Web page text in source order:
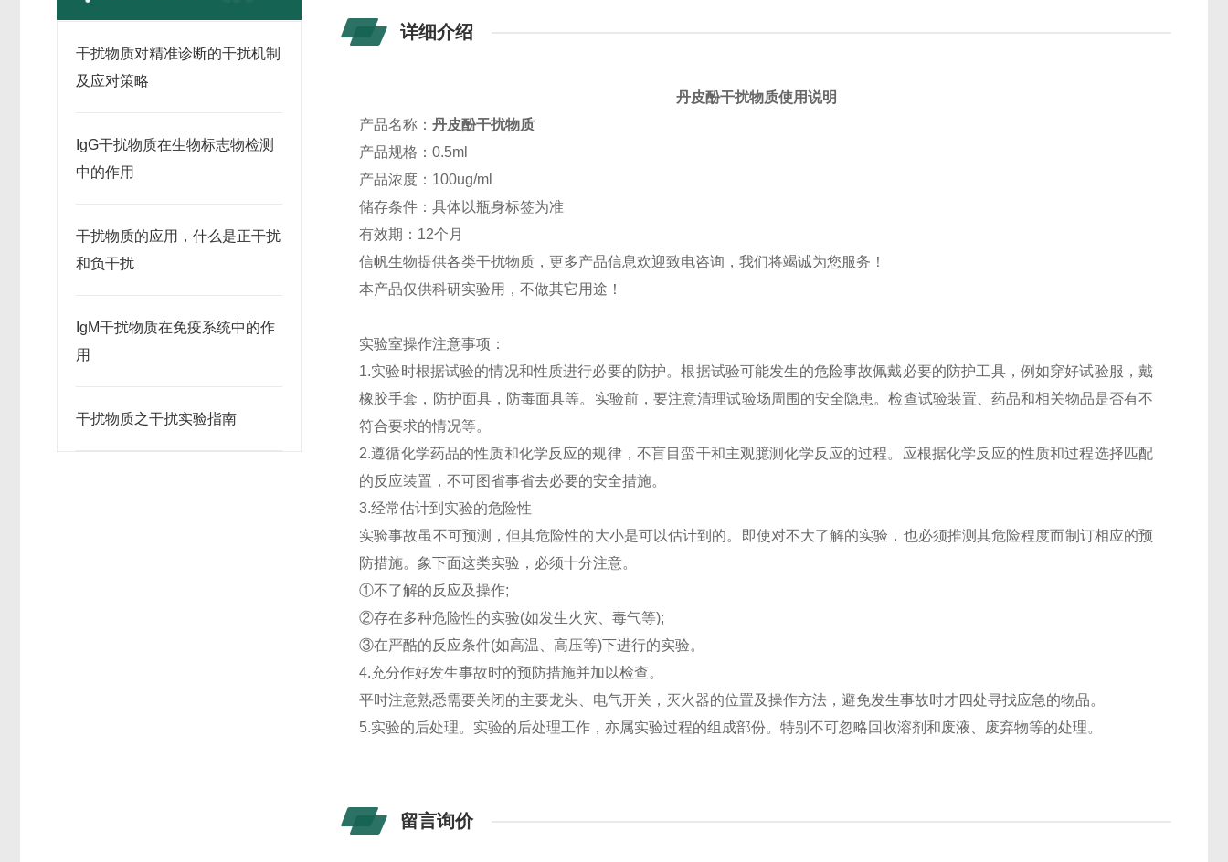
干扰物质对精准诊断的干扰机制
及应对策略
IgG干扰物质在生物标志物检测
中的作用
干扰物质的应用，什么是正干扰
和负干扰
IgM干扰物质在免疫系统中的作
用
干扰物质之干扰实验指南
详细介绍
丹皮酚干扰物质使用说明
产品名称：丹皮酚干扰物质
产品规格：0.5ml
产品浓度：100ug/ml
储存条件：具体以瓶身标签为准
有效期：12个月
信帆生物提供各类干扰物质，更多产品信息欢迎致电咨询，我们将竭诚为您服务！
本产品仅供科研实验用，不做其它用途！
实验室操作注意事项：
1.实验时根据试验的情况和性质进行必要的防护。根据试验可能发生的危险事故佩戴必要的防护工具，例如穿好试验服，戴
橡胶手套，防护面具，防毒面具等。实验前，要注意清理试验场周围的安全隐患。检查试验装置、药品和相关物品是否有不
符合要求的情况等。
2.遵循化学药品的性质和化学反应的规律，不盲目蛮干和主观臆测化学反应的过程。应根据化学反应的性质和过程选择匹配
的反应装置，不可图省事省去必要的安全措施。
3.经常估计到实验的危险性
实验事故虽不可预测，但其危险性的大小是可以估计到的。即使对不大了解的实验，也必须推测其危险程度而制订相应的预
防措施。象下面这类实验，必须十分注意。
①不了解的反应及操作;
②存在多种危险性的实验(如发生火灾、毒气等);
③在严酷的反应条件(如高温、高压等)下进行的实验。
4.充分作好发生事故时的预防措施并加以检查。
平时注意熟悉需要关闭的主要龙头、电气开关，灭火器的位置及操作方法，避免发生事故时才四处寻找应急的物品。
5.实验的后处理。实验的后处理工作，亦属实验过程的组成部份。特别不可忽略回收溶剂和废液、废弃物等的处理。
留言询价